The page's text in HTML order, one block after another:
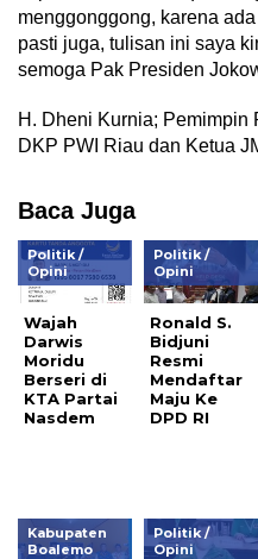
menggonggong, karena
pasti juga, tulisan ini saya
semoga Pak Presiden
H. Dheni Kurnia; Pemimpin
DKP PWI Riau dan Ketua
Baca Juga
Politik /
Opini
Wajah
Darwis
Moridu
Berseri di
KTA Partai
Nasdem
Politik /
Opini
Ronald S.
Bidjuni
Resmi
Mendaftar
Maju Ke
DPD RI
Kabupaten
Boalemo
Politik /
Opini